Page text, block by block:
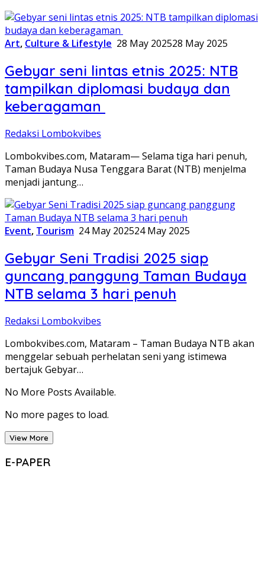
Art, Culture & Lifestyle 28 May 202528 May 2025
Gebyar seni lintas etnis 2025: NTB
tampilkan diplomasi budaya dan
keberagaman
Redaksi Lombokvibes
Lombokvibes.com, Mataram— Selama tiga hari penuh,
Taman Budaya Nusa Tenggara Barat (NTB) menjelma
menjadi jantung…
Event, Tourism 24 May 202524 May 2025
Gebyar Seni Tradisi 2025 siap
guncang panggung Taman Budaya
NTB selama 3 hari penuh
Redaksi Lombokvibes
Lombokvibes.com, Mataram – Taman Budaya NTB akan
menggelar sebuah perhelatan seni yang istimewa
bertajuk Gebyar…
No More Posts Available.
No more pages to load.
View More
E-PAPER